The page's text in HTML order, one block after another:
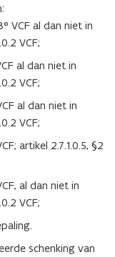
VCF al dan niet in
VCF;
al dan niet in
VCF;
al dan niet in
VCF;
artikel 2.7.1.0.5, §2
al dan niet in
VCF;
schenking van